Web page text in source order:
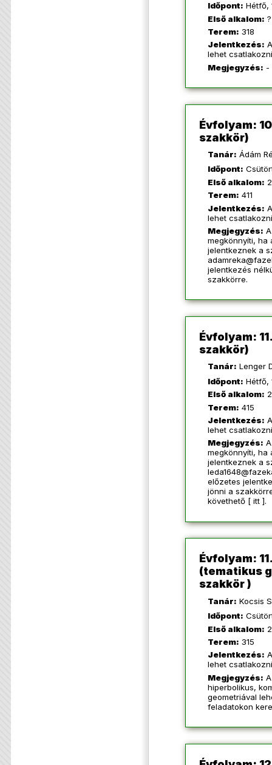
Időpont: Hétfő,
Első alkalom: ?
Terem: 318
Jelentkezés:
lehet
Megjegyzés: -
Évfolyam:
szakkör)
Tanár: Ádám
Időpont:
Első alkalom:
Terem: 411
Jelentkezés:
lehet
Megjegyzés:
megkönnyíti, ha
jelentkeznek a
jelentkezés
szakkörre.
Évfolyam:
szakkör)
Tanár: Lenger
Időpont: Hétfő,
Első alkalom:
Terem: 415
Jelentkezés:
lehet
Megjegyzés:
megkönnyíti, ha
jelentkeznek a
előzetes
jönni a
követhető [ itt ].
Évfolyam:
(tematikus
szakkör )
Tanár: Kocsis
Időpont:
Első alkalom:
Terem: 315
Jelentkezés:
lehet
Megjegyzés:
hiperbolikus,
geometriával
feladatokon